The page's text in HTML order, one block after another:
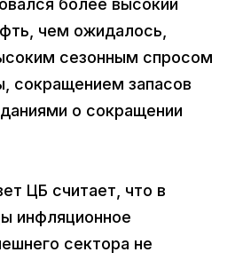
более высокий
чем ожидалось,
сезонным спросом
сокращением запасов
о сокращении
ЦБ считает, что в
инфляционное
сектора не